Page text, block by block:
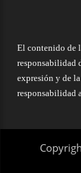
El contenido de
responsabilidad
expresión y de
responsabilidad